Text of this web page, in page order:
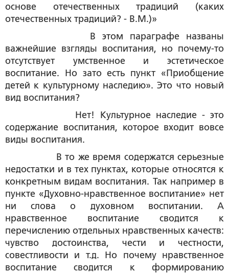
основе отечественных традиций (каких
отечественных традиций? - В.М.)»
В этом параграфе названы
важнейшие взгляды воспитания, но почему-то
отсутствует умственное и эстетическое
воспитание. Но зато есть пункт «Приобщение
детей к культурному наследию». Это что новый
вид воспитания?
Нет! Культурное наследие - это
содержание воспитания, которое входит вовсе
виды воспитания.
В то же время содержатся серьезные
недостатки и в тех пунктах, которые относятся к
конкретным видам воспитания. Так например в
пункте «Духовно-нравственное воспитание» нет
ни слова о духовном воспитании. А
нравственное воспитание сводится к
перечислению отдельных нравственных качеств:
чувство достоинства, чести и честности,
совестливости и т.д. Но почему нравственное
воспитание сводится к формированию